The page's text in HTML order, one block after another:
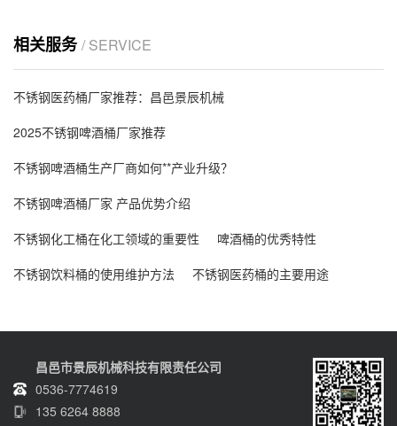
相关服务/ SERVICE
不锈钢医药桶厂家推荐：昌邑景辰机械
2025不锈钢啤酒桶厂家推荐
不锈钢啤酒桶生产厂商如何**产业升级？
不锈钢啤酒桶厂家 产品优势介绍
不锈钢化工桶在化工领域的重要性
啤酒桶的优秀特性
不锈钢饮料桶的使用维护方法
不锈钢医药桶的主要用途
昌邑市景辰机械科技有限责任公司
0536-7774619
135 6264 8888